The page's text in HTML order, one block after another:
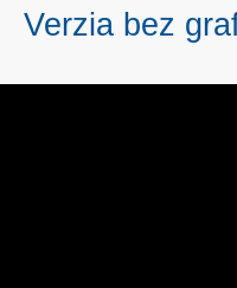
Verzia bez